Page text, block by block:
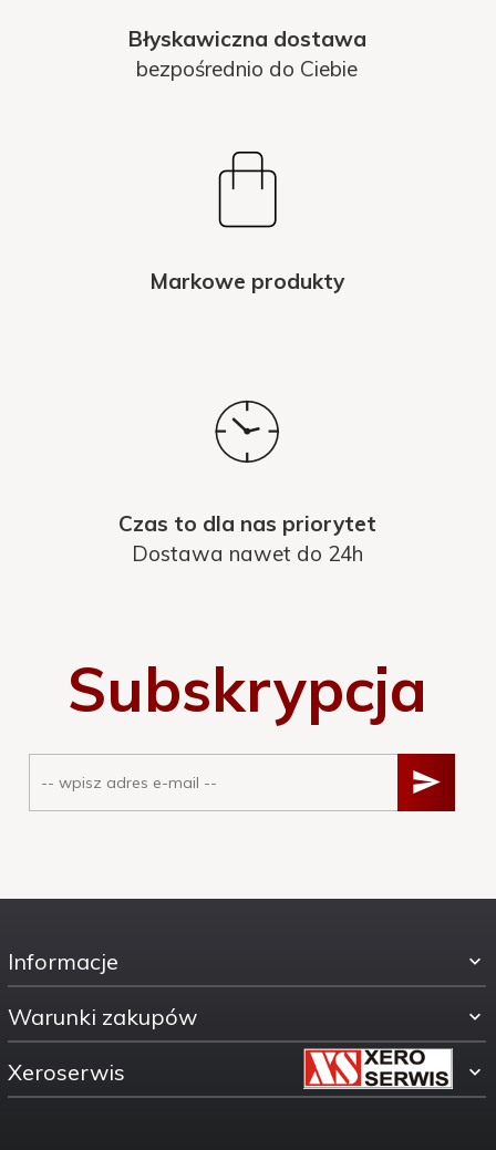
Błyskawiczna dostawa
bezpośrednio do Ciebie
Markowe produkty
Czas to dla nas priorytet
Dostawa nawet do 24h
Subskrypcja
Informacje
Warunki zakupów
Xeroserwis